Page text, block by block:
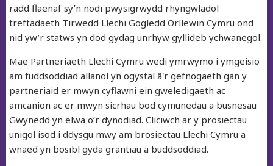
radd flaenaf sy’n nodi pwysigrwydd rhyngwladol
treftadaeth Tirwedd Llechi Gogledd Orllewin Cymru ond
nid yw’r statws yn dod gydag unrhyw gyllideb ychwanegol.
Mae Partneriaeth Llechi Cymru wedi ymrwymo i ymgeisio
am fuddsoddiad allanol yn ogystal â'r gefnogaeth gan y
partneriaid er mwyn cyflawni ein gweledigaeth ac
amcanion ac er mwyn sicrhau bod cymunedau a busnesau
Gwynedd yn elwa o’r dynodiad. Cliciwch ar y prosiectau
unigol isod i ddysgu mwy am brosiectau Llechi Cymru a
wnaed yn bosibl gyda grantiau a buddsoddiad.